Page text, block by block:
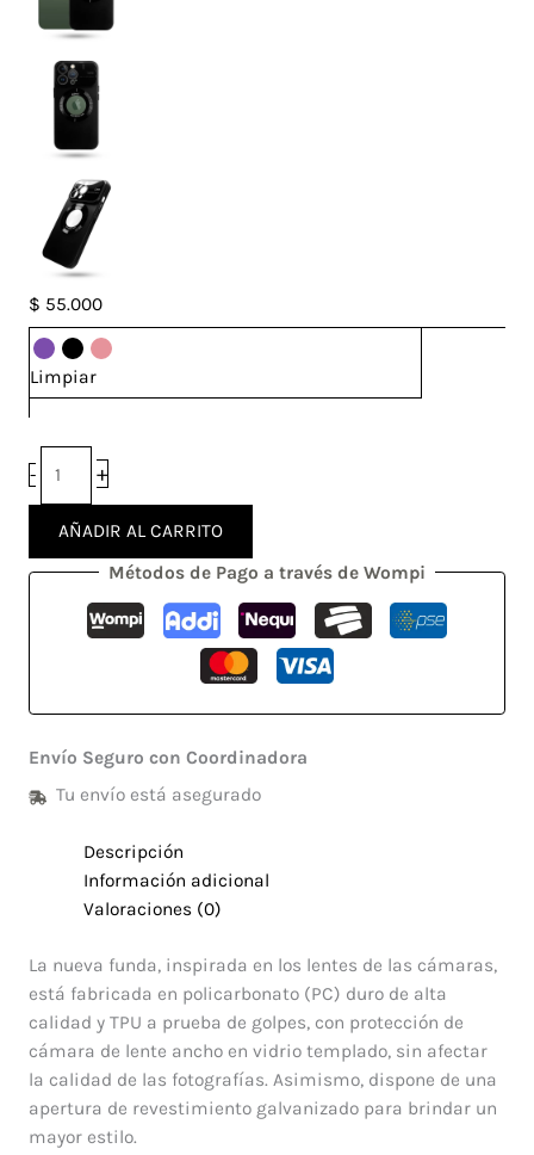
$ 55.000
Limpiar
-
Case
Lens
Iphone
14
cantidad
+
AÑADIR AL CARRITO
Métodos de Pago a través de Wompi
Envío Seguro con Coordinadora
Tu envío está asegurado
Descripción
Información adicional
Valoraciones (0)
La nueva funda, inspirada en los lentes de las cámaras,
está fabricada en policarbonato (PC) duro de alta
calidad y TPU a prueba de golpes, con protección de
cámara de lente ancho en vidrio templado, sin afectar
la calidad de las fotografías. Asimismo, dispone de una
apertura de revestimiento galvanizado para brindar un
mayor estilo.